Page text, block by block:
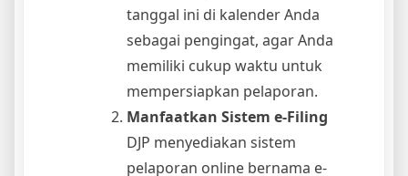
tanggal ini di kalender Anda
sebagai pengingat, agar Anda
memiliki cukup waktu untuk
mempersiapkan pelaporan.
Manfaatkan Sistem e-Filing
DJP menyediakan sistem
pelaporan online bernama e-